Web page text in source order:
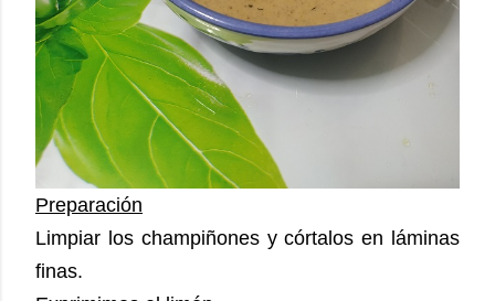
Preparación
Limpiar los champiñones y córtalos en láminas
finas.